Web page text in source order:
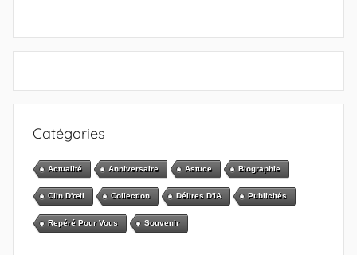
Catégories
Actualité Anniversaire Astuce Biographie
Clin D'œil Collection Délires D'IA Publicités
Repéré Pour Vous Souvenir